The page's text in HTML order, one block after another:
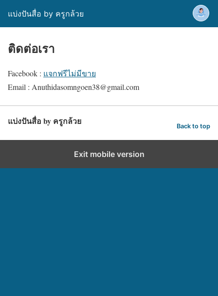
แบ่งปันสื่อ by ครูกล้วย
ติดต่อเรา
Facebook : แจกฟรีไม่มีขาย
Email : Anuthidasomngoen38@gmail.com
แบ่งปันสื่อ by ครูกล้วย Back to top
Exit mobile version